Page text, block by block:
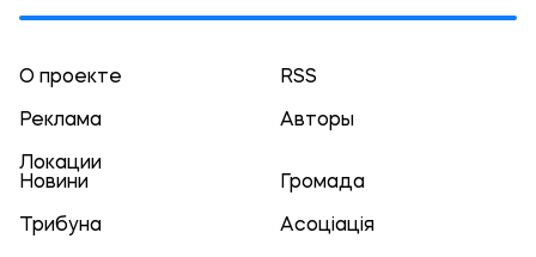
О проекте RSS
Реклама Авторы
Локации
Новини
Громада
Трибуна Асоціація